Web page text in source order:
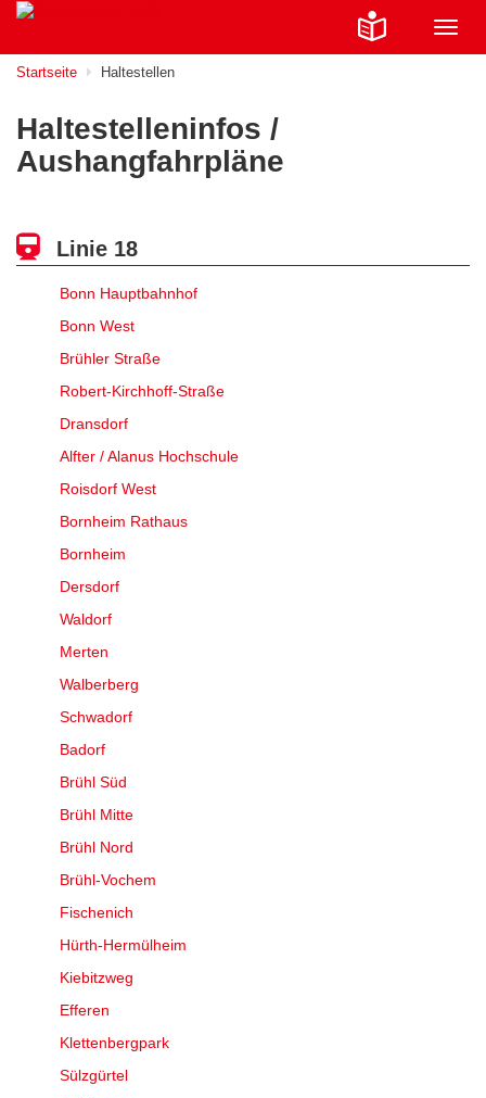
ein-/
Startseite Haltestellen
Haltestelleninfos /
Aushangfahrpläne
Linie 18
Bonn Hauptbahnhof
Bonn West
Brühler Straße
Robert-Kirchhoff-Straße
Dransdorf
Alfter / Alanus Hochschule
Roisdorf West
Bornheim Rathaus
Bornheim
Dersdorf
Waldorf
Merten
Walberberg
Schwadorf
Badorf
Brühl Süd
Brühl Mitte
Brühl Nord
Brühl-Vochem
Fischenich
Hürth-Hermülheim
Kiebitzweg
Efferen
Klettenbergpark
Sülzgürtel